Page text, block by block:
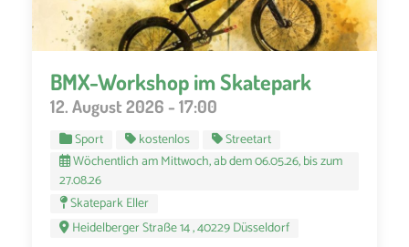
BMX-Workshop im Skatepark
12. August 2026 - 17:00
Sport kostenlos
Streetart
Wöchentlich am Mittwoch, ab dem 06.05.26, bis zum
27.08.26
Skatepark Eller
Heidelberger Straße 14 , 40229 Düsseldorf